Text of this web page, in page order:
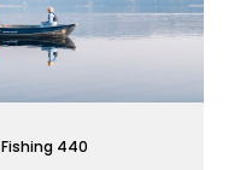
Fishing 440